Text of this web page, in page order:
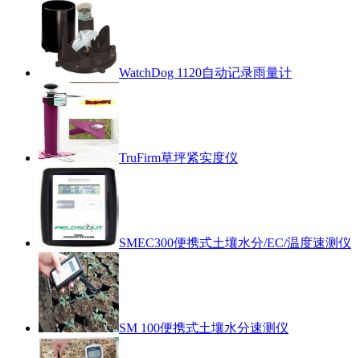
WatchDog 1120自动记录雨量计
TruFirm草坪紧实度仪
SMEC300便携式土壤水分/EC/温度速测仪
SM 100便携式土壤水分速测仪